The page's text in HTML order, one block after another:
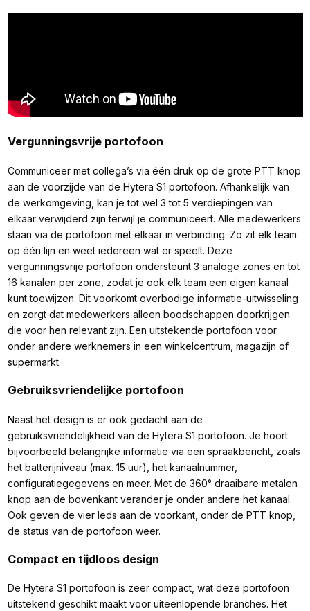
Vergunningsvrije portofoon
Communiceer met collega’s via één druk op de grote PTT knop
aan de voorzijde van de Hytera S1 portofoon. Afhankelijk van
de werkomgeving, kan je tot wel 3 tot 5 verdiepingen van
elkaar verwijderd zijn terwijl je communiceert. Alle medewerkers
staan via de portofoon met elkaar in verbinding. Zo zit elk team
op één lijn en weet iedereen wat er speelt. Deze
vergunningsvrije portofoon ondersteunt 3 analoge zones en tot
16 kanalen per zone, zodat je ook elk team een eigen kanaal
kunt toewijzen. Dit voorkomt overbodige informatie-uitwisseling
en zorgt dat medewerkers alleen boodschappen doorkrijgen
die voor hen relevant zijn. Een uitstekende portofoon voor
onder andere werknemers in een winkelcentrum, magazijn of
supermarkt.
Gebruiksvriendelijke portofoon
Naast het design is er ook gedacht aan de
gebruiksvriendelijkheid van de Hytera S1 portofoon. Je hoort
bijvoorbeeld belangrijke informatie via een spraakbericht, zoals
het batterijniveau (max. 15 uur), het kanaalnummer,
configuratiegegevens en meer. Met de 360° draaibare metalen
knop aan de bovenkant verander je onder andere het kanaal.
Ook geven de vier leds aan de voorkant, onder de PTT knop,
de status van de portofoon weer.
Compact en tijdloos design
De Hytera S1 portofoon is zeer compact, wat deze portofoon
uitstekend geschikt maakt voor uiteenlopende branches. Het